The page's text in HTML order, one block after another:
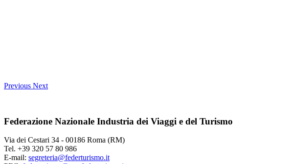
Previous Next
Federazione Nazionale Industria dei Viaggi e del Turismo
Via dei Cestari 34 - 00186 Roma (RM)
Tel. +39 320 57 80 986
E-mail: segreteria@federturismo.it